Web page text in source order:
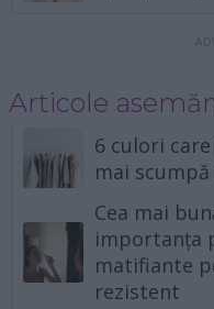
Articole
6 culori
mai
Cea mai
importanța
matifiante
rezistent